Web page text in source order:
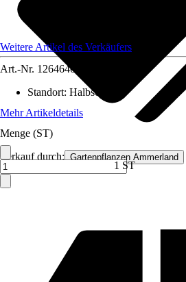
Verkauf durch: Gartenpflanzen Ammerland
Weitere Artikel des Verkäufers
Art.-Nr. 12646403
Standort: Halbschatten
Mehr Artikeldetails
Menge (ST)
1 ST